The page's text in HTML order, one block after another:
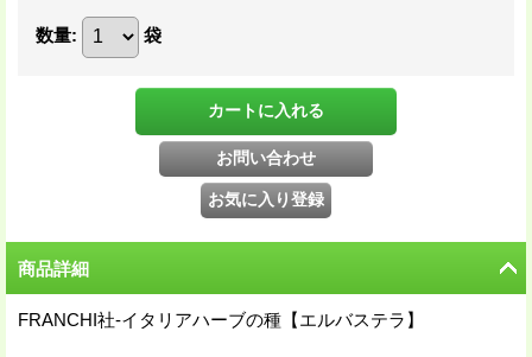
数量: 袋
商品詳細
FRANCHI社-イタリアハーブの種【エルバステラ】